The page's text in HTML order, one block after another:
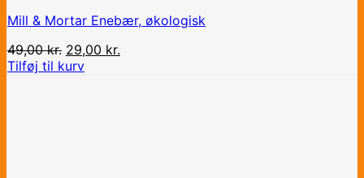
Mill & Mortar Enebær, økologisk
49,00kr. Den
oprindelige
29,00 kr.
Tilføj til kurv